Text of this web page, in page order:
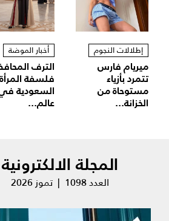
إطلالات النجوم
ميريام فارس
تتمرد بأزياء
مستوحاة من
الخزانة...
أخبار الموضة
الترف
فلسفة المرأة
السعودية
عالم...
المجلة الالكترونية
العدد 1098 | تموز 2026